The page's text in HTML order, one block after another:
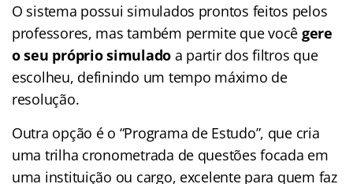
O sistema possui simulados prontos feitos pelos
professores, mas também permite que você gere
o seu próprio simulado a partir dos filtros que
escolheu, definindo um tempo máximo de
resolução.
Outra opção é o “Programa de Estudo”, que cria
uma trilha cronometrada de questões focada em
uma instituição ou cargo, excelente para quem faz